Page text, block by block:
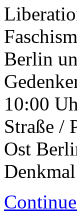
Berlin
10:00
Straße /
Ost